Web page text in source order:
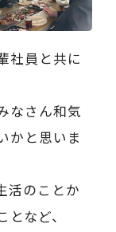
社員と共に
なさん和気
かと思いま
活のことか
など、